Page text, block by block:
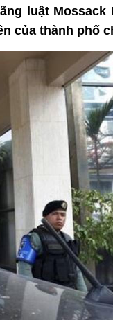
luật Mossack
của thành phố